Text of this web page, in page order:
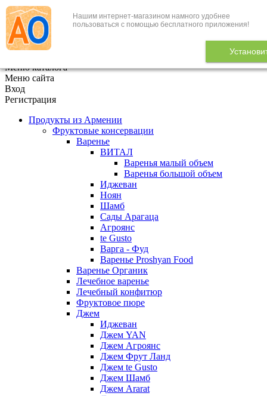
Нашим интернет-магазином намного удобнее
пользоваться с помощью бесплатного приложения!
+7 (495) 646-888-1
В корзине 0
Меню каталога
Меню сайта
Вход
Регистрация
Продукты из Армении
Фруктовые консервации
Варенье
ВИТАЛ
Варенья малый объем
Варенья большой объем
Иджеван
Ноян
Шамб
Сады Арагаца
Агроянс
te Gusto
Варга - Фуд
Варенье Proshyan Food
Варенье Органик
Лечебное варенье
Лечебный конфитюр
Фруктовое пюре
Джем
Иджеван
Джем YAN
Джем Агроянс
Джем Фрут Ланд
Джем te Gusto
Джем Шамб
Джем Ararat